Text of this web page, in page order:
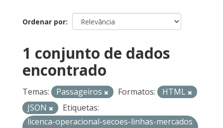
Ordenar por
1 conjunto de dados
encontrado
Temas: Passageiros Formatos:
HTML
JSON
Etiquetas:
licenca-operacional-secoes-linhas-mercados